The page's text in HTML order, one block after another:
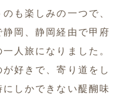
も楽しみの一つで、
岡、静岡経由で甲府
人旅になりました。
好きで、寄り道をし
しかできない醍醐味